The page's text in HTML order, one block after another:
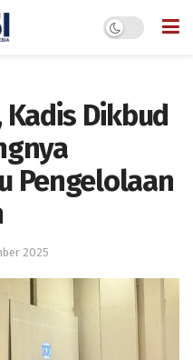
Dikbud
Pengelolaan
2025